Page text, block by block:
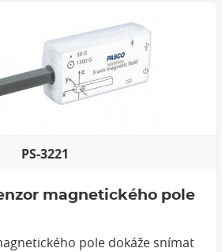
PS-3221
magnetického pole
pole dokáže snímat